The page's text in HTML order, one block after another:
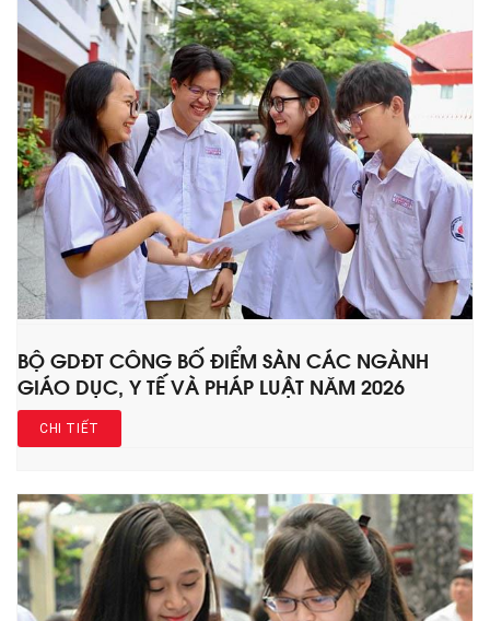
BỘ GDĐT CÔNG BỐ ĐIỂM SÀN CÁC NGÀNH
GIÁO DỤC, Y TẾ VÀ PHÁP LUẬT NĂM 2026
CHI TIẾT